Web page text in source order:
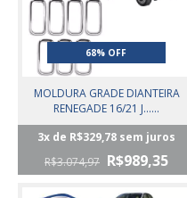
68% OFF
MOLDURA GRADE DIANTEIRA
RENEGADE 16/21 J......
3x de R$329,78 sem juros
R$3.074,97 R$989,35